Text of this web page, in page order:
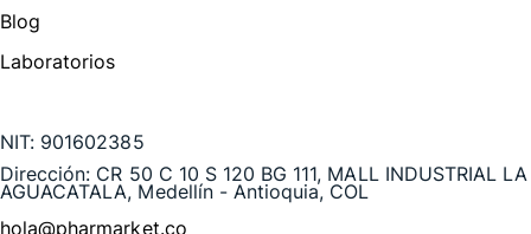
Blog
Laboratorios
NIT: 901602385
Dirección: CR 50 C 10 S 120 BG 111, MALL INDUSTRIAL LA
AGUACATALA, Medellín - Antioquia, COL
hola@pharmarket.co